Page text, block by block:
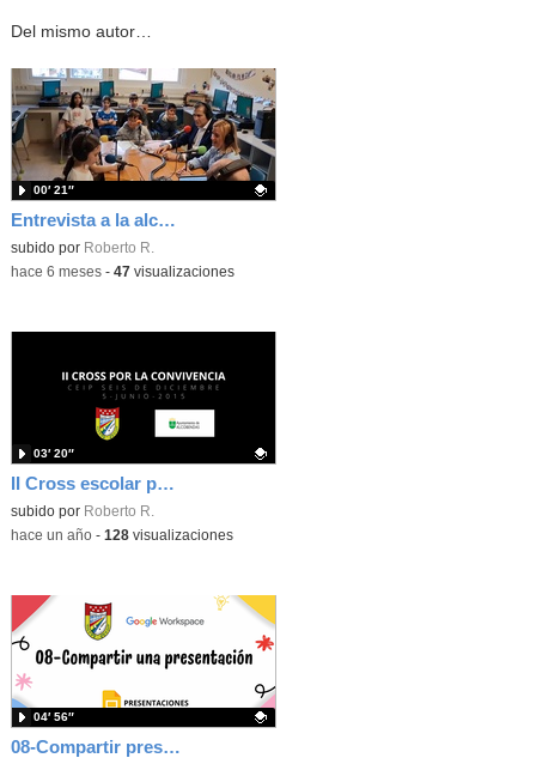
Del mismo autor…
Entrevista a la alcaldesa y concejal 20026
Contenido educativo.
subido por Roberto R.
00′ 21″
-hace 6 meses- 47 visualizaciones
II Cross escolar por la convivencia
Contenido educativo.
subido por Roberto R.
03′ 20″
-hace un año- 128visualizaciones
08-Compartir presentación
04′ 56″